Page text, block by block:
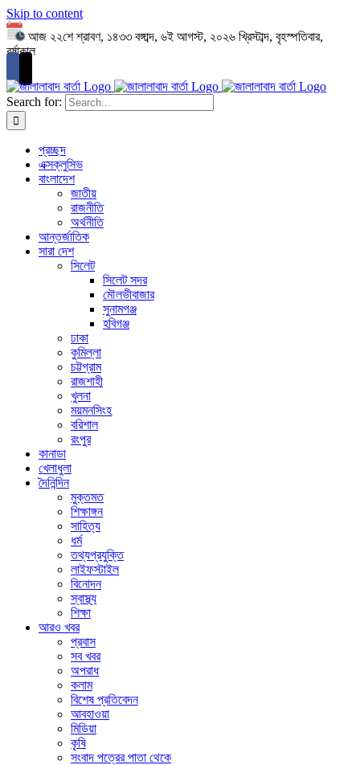
Skip to content
আজ ২২শে শ্রাবণ, ১৪৩৩ বঙ্গাব্দ, ৬ই আগস্ট, ২০২৬ খ্রিস্টাব্দ, বৃহস্পতিবার,
বর্ষাকাল
Search for:
প্রচ্ছদ
এক্সক্লুসিভ
বাংলাদেশ
জাতীয়
রাজনীতি
অর্থনীতি
আন্তর্জাতিক
সারা দেশ
সিলেট
সিলেট সদর
মৌলভীবাজার
সুনামগঞ্জ
হবিগঞ্জ
ঢাকা
কুমিল্লা
চট্টগ্রাম
রাজশাহী
খুলনা
ময়মনসিংহ
বরিশাল
রংপুর
কানাডা
খেলাধুলা
দৈনিন্দিন
মুক্তমত
শিক্ষাঙ্গন
সাহিত্য
ধর্ম
তথ্যপ্রযুক্তি
লাইফস্টাইল
বিনোদন
স্বাস্থ্য
শিক্ষা
আরও খবর
প্রবাস
সব খবর
অপরাধ
কলাম
বিশেষ প্রতিবেদন
আবহাওয়া
মিডিয়া
কৃষি
সংবাদ পত্রের পাতা থেকে